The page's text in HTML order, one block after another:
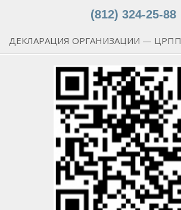
(812) 324-25-88
ДЕКЛАРАЦИЯ ОРГАНИЗАЦИИ — ЦРПП